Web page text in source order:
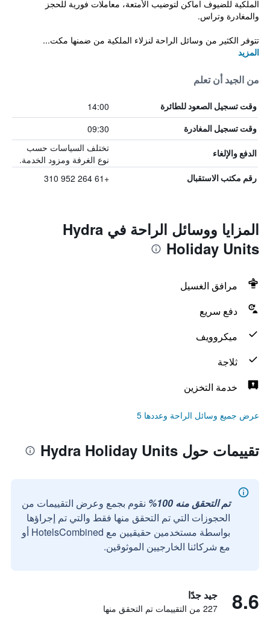
الملكية للضيوف اماكن لتوضيب الأمتعة، معاملات فورية للحجز
والمغادرة وتراس.
تتوفر الكثير من وسائل الراحة لنزلاء الملكية من ضمنها مكت...
المزيد
من الجيد أن تعلم
وقت تسجيل الصعود للطائرة 14:00
وقت تسجيل المغادرة 09:30
الدفع والإلغاء
تختلف السياسات حسب
نوع الغرفة ومزود الخدمة.
رقم مكتب الاستقبال +61 264 952 310
المزايا ووسائل الراحة في Hydra
Holiday Units
مرافق الغسيل
دفع سريع
ميكروويف
ثلاجة
خدمة التخزين
عرض جميع وسائل الراحة وعددها 5
تقييمات حول Hydra Holiday Units
تم التحقق منه 100%
نقوم بجمع وعرض التقييمات من
الحجوزات التي تم التحقق منها فقط والتي تم إجراؤها
بواسطة مستخدمين حقيقيين مع HotelsCombined أو
مع شركائنا الخارجيين الموثوقين.
8.6 جيد جدًا
227 من التقييمات تم التحقق منها